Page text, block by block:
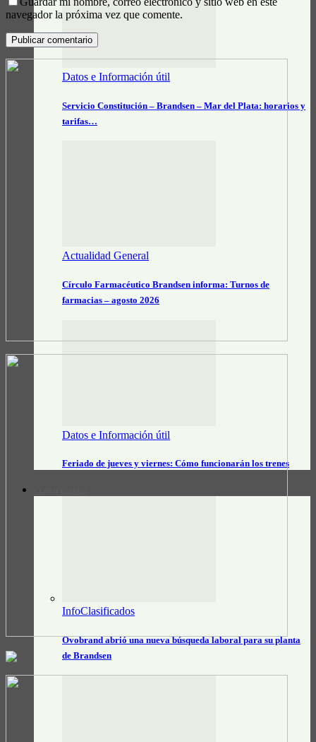
Datos e Información útil
Servicio Constitución – Brandsen – Mar del Plata: horarios y
tarifas…
Actualidad General
Círculo Farmacéutico Brandsen informa: Turnos de
farmacias – agosto 2026
Datos e Información útil
Feriado de jueves y viernes: Cómo funcionarán los trenes
InfoClasificados
Ovobrand abrió una nueva búsqueda laboral para su planta
de Brandsen
navegador la próxima vez que comente.